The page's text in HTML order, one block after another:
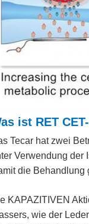
ist RET
Tecar hat zwei
Verwendung der
die Behandlung
KAPAZITIVEN
wie der